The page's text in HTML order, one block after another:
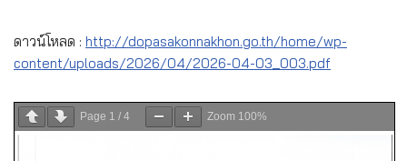
ดาวน์โหลด : http://dopasakonnakhon.go.th/home/wp-
content/uploads/2026/04/2026-04-03_003.pdf
Page 1 / 4 Zoom 100%